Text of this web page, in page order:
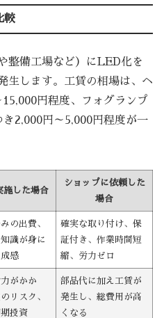
較
整備工場など）にLED化を
生します。工賃の相場は、ヘ
円程度、フォグランプ
2,000円～5,000円程度が一
した場合
ショップに依頼した
場合
の出費、
識が身に
感
確実な取り付け、保
証付き、作業時間短
縮、労力ゼロ
がかか
リスク、
投資
部品代に加え工賃が
発生し、総費用が高
くなる